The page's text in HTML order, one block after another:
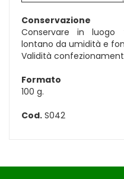
Conservazione
Conservare in
lontano da umidità e
Validità
Formato
100 g.
Cod. S042